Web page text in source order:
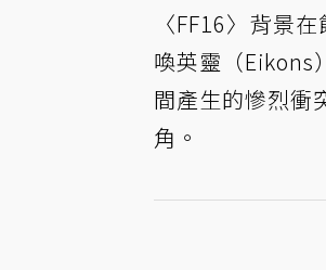
〈FF16〉背景
喚英靈（Eikons
間產生的慘烈衝
角。